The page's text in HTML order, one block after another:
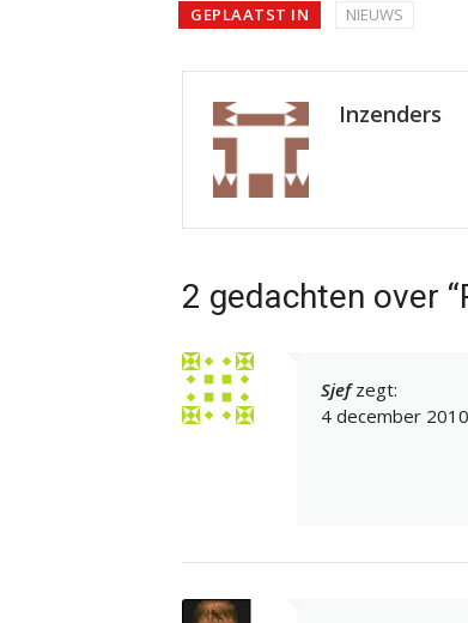
GEPLAATST IN NIEUWS
Inzenders
2 gedachten over
Sjef zegt:
4 december